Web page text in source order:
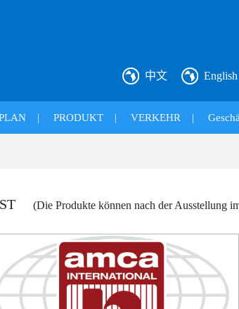
中文 English
| PRODUKT | VERKEHR |
(Die Produkte können nach der Ausstellung